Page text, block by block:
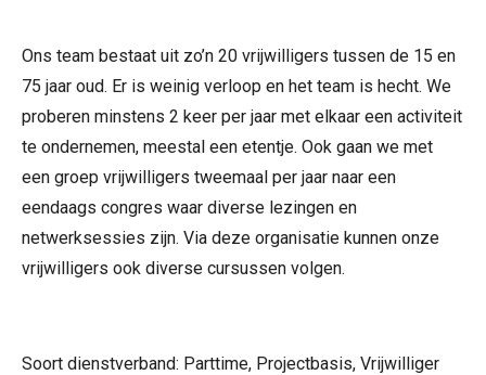
Ons team bestaat uit zo’n 20 vrijwilligers tussen de 15 en
75 jaar oud. Er is weinig verloop en het team is hecht. We
proberen minstens 2 keer per jaar met elkaar een activiteit
te ondernemen, meestal een etentje. Ook gaan we met
een groep vrijwilligers tweemaal per jaar naar een
eendaags congres waar diverse lezingen en
netwerksessies zijn. Via deze organisatie kunnen onze
vrijwilligers ook diverse cursussen volgen.
Soort dienstverband: Parttime, Projectbasis, Vrijwilliger